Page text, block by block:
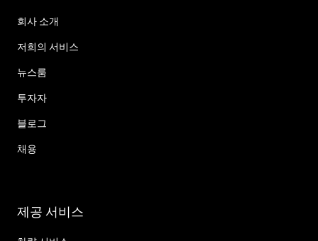
회사 소개
저희의 서비스
뉴스룸
투자자
블로그
채용
제공 서비스